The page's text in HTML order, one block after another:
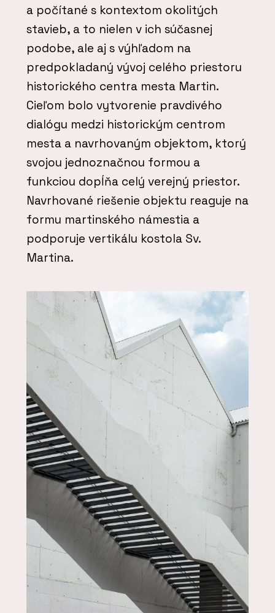
a počítané s kontextom okolitých
stavieb, a to nielen v ich súčasnej
podobe, ale aj s výhľadom na
predpokladaný vývoj celého priestoru
historického centra mesta Martin.
Cieľom bolo vytvorenie pravdivého
dialógu medzi historickým centrom
mesta a navrhovaným objektom, ktorý
svojou jednoznačnou formou a
funkciou dopĺňa celý verejný priestor.
Navrhované riešenie objektu reaguje na
formu martinského námestia a
podporuje vertikálu kostola Sv.
Martina.